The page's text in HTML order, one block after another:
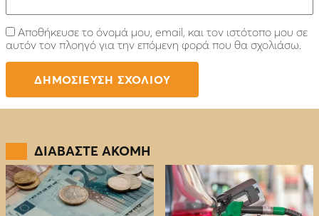
Αποθήκευσε το όνομά μου, email, και τον ιστότοπο μου σε
αυτόν τον πλοηγό για την επόμενη φορά που θα σχολιάσω.
ΔΙΑΒΑΣΤΕ ΑΚΟΜΗ